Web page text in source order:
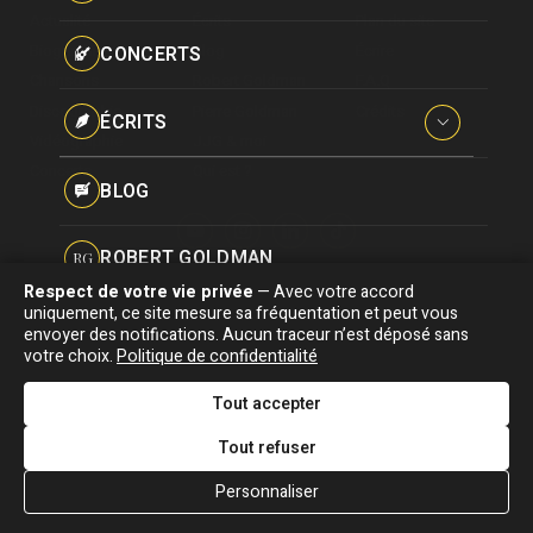
Pseudonymes
CONCERTS
ÉCRITS
Interviews
Hommages
BLOG
RG ROBERT GOLDMAN
PG PIERRE GOLDMAN
J&MJJG & MOI
Biographie
Discographie
Vidéographie
Concerts
Blog
Association "Parler d'sa vie" © Depuis 1997 - Tous droits réservés |
Signaler une erreur |Confidentialité|Gestion des cookies|Dernière
mise à jour : 05/08/2026
DESIGNED &
DEVELOPED BY
Respect de votre vie privée — Avec votre accord
uniquement, ce site mesure sa fréquentation et peut vous
envoyer des notifications. Aucun traceur n’est déposé sans
votre choix.Politique de confidentialité
Tout accepter
Tout refuser
Personnaliser